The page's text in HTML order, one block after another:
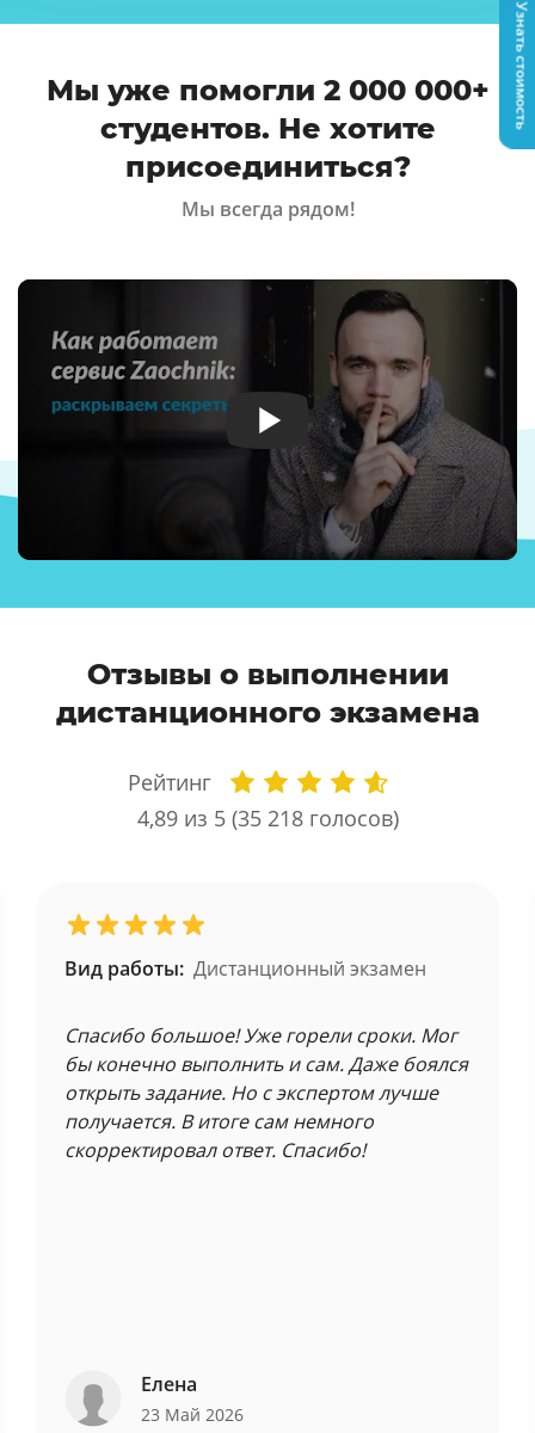
Мы уже помогли 2 000 000+
студентов. Не хотите
присоединиться?
Мы всегда рядом!
Отзывы о выполнении
дистанционного экзамена
Рейтинг
4,89 из 5 (35 218голосов)
Вид работы: Дистанционный экзамен
Спасибо большое! Уже горели сроки. Мог
бы конечно выполнить и сам. Даже боялся
открыть задание. Но с экспертом лучше
получается. В итоге сам немного
скорректировал ответ. Спасибо!
Елена
23 Май 2026
Узнать стоимость